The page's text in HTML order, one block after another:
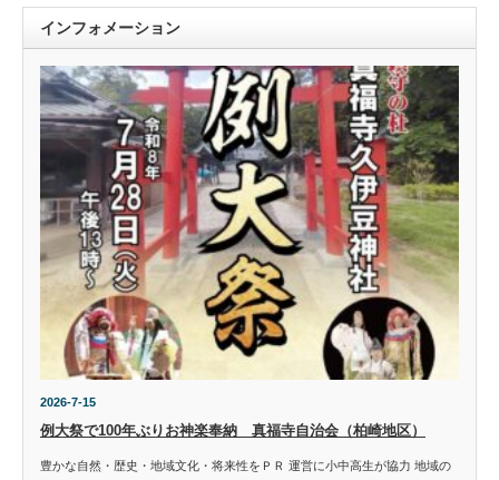
インフォメーション
2026-7-15
例大祭で100年ぶりお神楽奉納 真福寺自治会（柏崎地区）
豊かな自然・歴史・地域文化・将来性をＰＲ 運営に小中高生が協力 地域の